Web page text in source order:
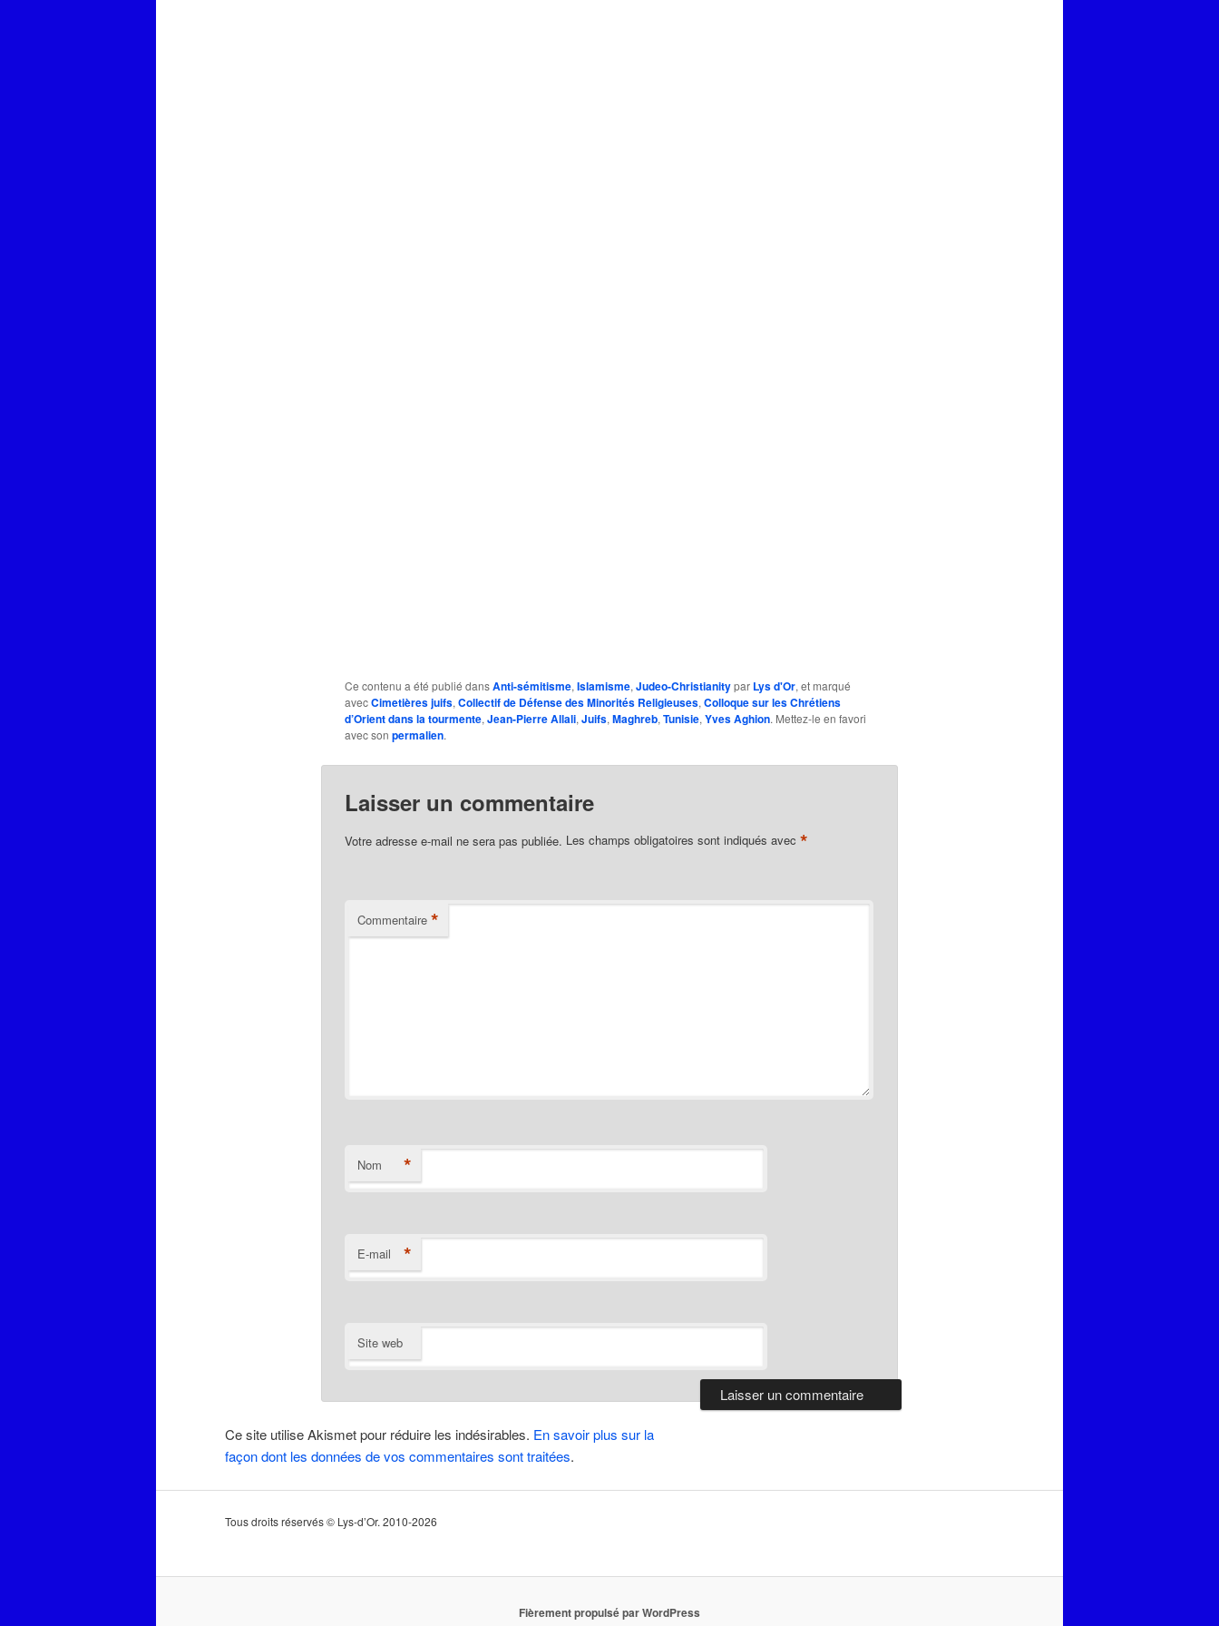
Ce contenu a été publié dansAnti-sémitisme, Islamisme, Judeo-Christianitypar Lys d'Or, et marqué
avecCimetières juifs, Collectif de Défense des Minorités Religieuses, Colloque sur les Chrétiens
d’Orient dans la tourmente, Jean-Pierre Allali, Juifs, Maghreb, Tunisie, Yves Aghion. Mettez-le en favori
avec son permalien.
Laisser un commentaire
Votre adresse e-mail ne sera pas publiée. Les champs obligatoires sont indiqués avec *
Commentaire *
Nom *
E-mail *
Site web
Ce site utilise Akismet pour réduire les indésirables. En savoir plus sur la
façon dont les données de vos commentaires sont traitées.
Tous droits réservés © Lys-d’Or. 2010-2026
Fièrement propulsé par WordPress